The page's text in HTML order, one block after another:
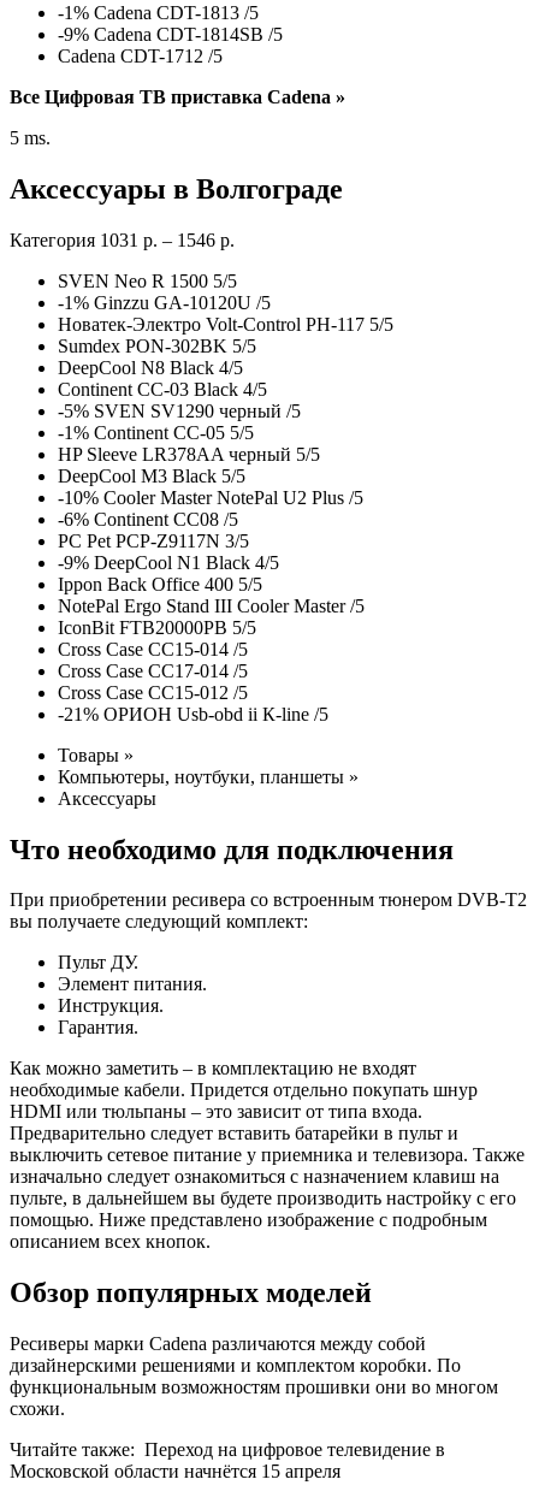
-1% Cadena CDT-1813 /5
-9% Cadena CDT-1814SB /5
Cadena CDT-1712 /5
Все Цифровая ТВ приставка Cadena »
5 ms.
Аксессуары в Волгограде
Категория 1031 р. – 1546 р.
SVEN Neo R 1500 5/5
-1% Ginzzu GA-10120U /5
Новатек-Электро Volt-Control РН-117 5/5
Sumdex PON-302BK 5/5
DeepCool N8 Black 4/5
Continent CC-03 Black 4/5
-5% SVEN SV1290 черный /5
-1% Continent CC-05 5/5
HP Sleeve LR378AA черный 5/5
DeepCool M3 Black 5/5
-10% Cooler Master NotePal U2 Plus /5
-6% Continent CC08 /5
PC Pet PCP-Z9117N 3/5
-9% DeepCool N1 Black 4/5
Ippon Back Office 400 5/5
NotePal Ergo Stand III Cooler Master /5
IconBit FTB20000PB 5/5
Cross Case CC15-014 /5
Cross Case CC17-014 /5
Cross Case CC15-012 /5
-21% ОРИОН Usb-obd ii К-line /5
Товары »
Компьютеры, ноутбуки, планшеты »
Аксессуары
Что необходимо для подключения
При приобретении ресивера со встроенным тюнером DVB-T2
вы получаете следующий комплект:
Пульт ДУ.
Элемент питания.
Инструкция.
Гарантия.
Как можно заметить – в комплектацию не входят
необходимые кабели. Придется отдельно покупать шнур
HDMI или тюльпаны – это зависит от типа входа.
Предварительно следует вставить батарейки в пульт и
выключить сетевое питание у приемника и телевизора. Также
изначально следует ознакомиться с назначением клавиш на
пульте, в дальнейшем вы будете производить настройку с его
помощью. Ниже представлено изображение с подробным
описанием всех кнопок.
Обзор популярных моделей
Ресиверы марки Сadena различаются между собой
дизайнерскими решениями и комплектом коробки. По
функциональным возможностям прошивки они во многом
схожи.
Читайте также: Переход на цифровое телевидение в
Московской области начнётся 15 апреля